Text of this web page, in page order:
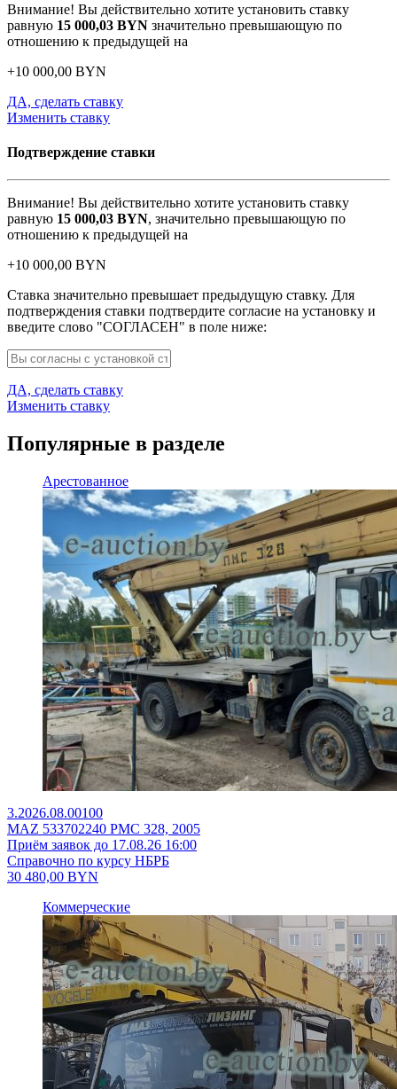
Внимание! Вы действительно хотите установить ставку
равную 15 000,03 BYN значительно превышающую по
отношению к предыдущей на
+10 000,00 BYN
ДА, сделать ставку
Изменить ставку
Подтверждение ставки
Внимание! Вы действительно хотите установить ставку
равную 15 000,03 BYN, значительно превышающую по
отношению к предыдущей на
+10 000,00 BYN
Ставка значительно превышает предыдущую ставку. Для
подтверждения ставки подтвердите согласие на установку и
введите слово "СОГЛАСЕН" в поле ниже:
ДА, сделать ставку
Изменить ставку
Популярные в разделе
Арестованное
3.2026.08.00100
MAZ 533702240 PMC 328, 2005
Приём заявок до 17.08.26 16:00
Справочно по курсу НБРБ
30 480,00 BYN
Коммерческие